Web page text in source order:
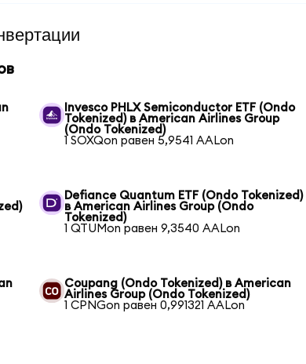
Invesco PHLX Semiconductor ETF (Ondo
Tokenized) в American Airlines Group
(Ondo Tokenized)
1 SOXQon равен 5,9541 AALon
Defiance Quantum ETF (Ondo Tokenized)
в American Airlines Group (Ondo
Tokenized)
1 QTUMon равен 9,3540 AALon
Coupang (Ondo Tokenized) в American
Airlines Group (Ondo Tokenized)
1 CPNGon равен 0,991321 AALon